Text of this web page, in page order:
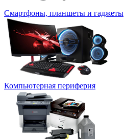
Смартфоны, планшеты и гаджеты
Компьютерная периферия